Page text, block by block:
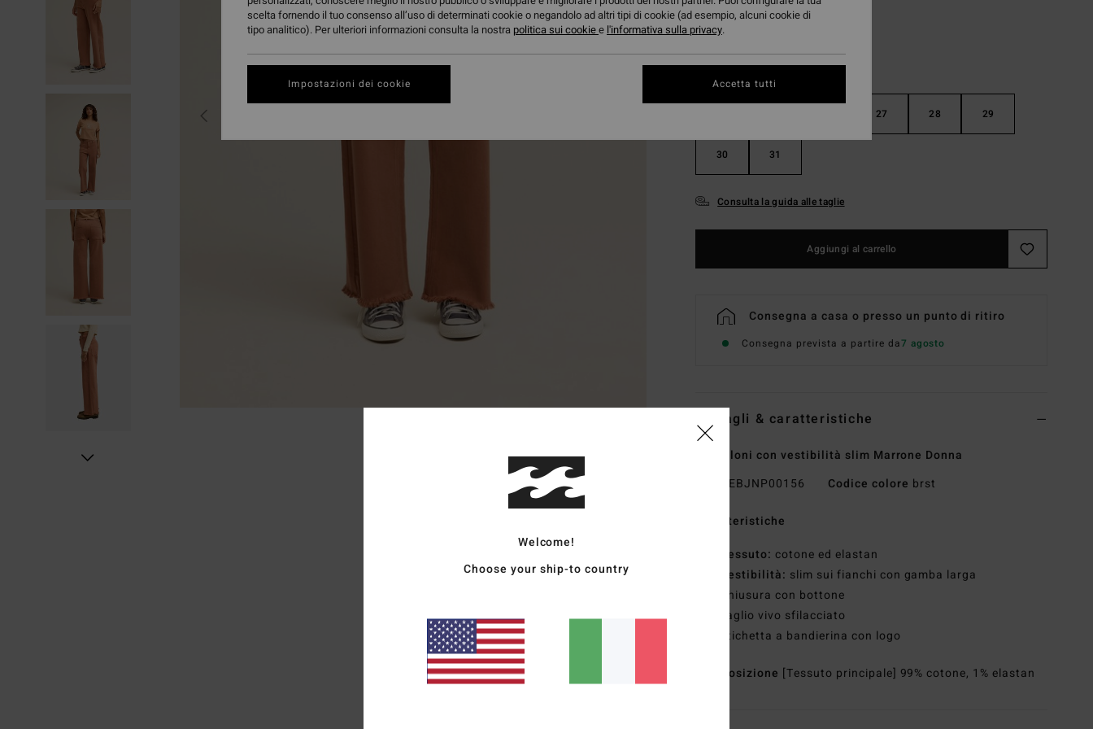
27 28 29
30 31
Consulta la guida alle taglie
Aggiungi al carrello
Consegna a casa o presso un punto di ritiro
Consegna prevista a partire da7 agosto
Dettagli & caratteristiche
Pantaloni con vestibilità slim Marrone Donna
EBJNP00156 Codice colore brst
Caratteristiche
Tessuto: cotone ed elastan
Vestibilità: slim sui fianchi con gamba larga
Chiusura con bottone
Taglio vivo sfilacciato
Etichetta a bandierina con logo
Composizione [Tessuto principale] 99% cotone, 1% elastan
Welcome!
Choose your ship-to country
scelta fornendo il tuo consenso all’uso di determinati cookie o negandolo ad altri tipi di cookie (ad esempio, alcuni cookie di
tipo analitico). Per ulteriori informazioni consulta la nostra politica sui cookiee l'informativa sulla privacy.
Impostazioni dei cookie Accetta tutti